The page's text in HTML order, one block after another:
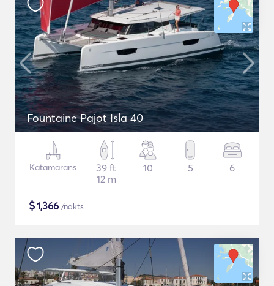
Fountaine Pajot Isla 40
Katamarāns
39 ft
12 m
10 5 6
$1,366 /nakts